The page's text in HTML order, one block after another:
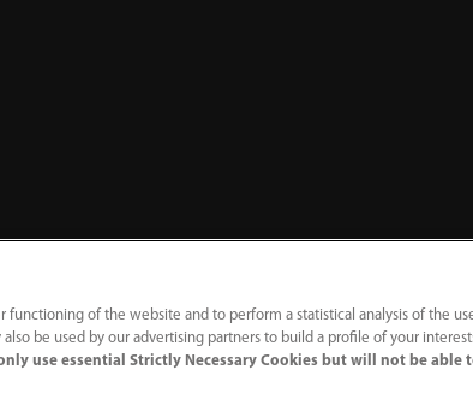
functioning of the website and to perform a statistical analysis of the
be used by our advertising partners to build a profile of your
use essential Strictly Necessary Cookies but will not be able